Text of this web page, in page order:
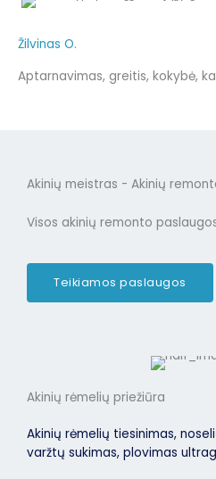
Žilvinas O.
Aptarnavimas, greitis, kokybė,
Akinių meistras - Akinių
Visos akinių remonto
Teikiamos paslaugos
Akinių rėmelių priežiūra
Akinių rėmelių tiesinimas,
varžtų sukimas, plovimas